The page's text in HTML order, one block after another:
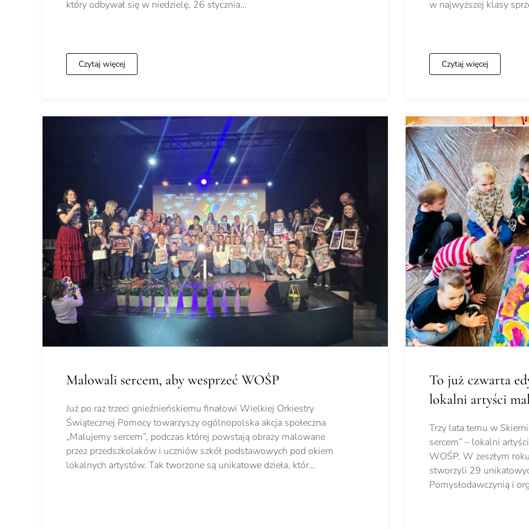
który odbywał się w niedzielę, 26 stycznia…
Czytaj więcej
w najwyższej klasy
Czytaj więcej
Malowali sercem, aby wesprzeć WOŚP
Już po raz trzeci gnieźnieńskiemu finałowi Wielkiej Orkiestry
Świątecznej Pomocy towarzyszy ogólnopolska akcja społeczna
„Malujemy sercem”, podczas której powstają obrazy malowane
przez przedszkolaków i uczniów szkół podstawowych pod okiem
lokalnych artystów. Tak tworzone są unikatowe dzieła, któr…
To już czwarta
lokalni artyści
Trzy lata temu w
sercem” – lokalni
WOŚP. W zeszłym
stworzyli 29
Pomysłodawczynią i